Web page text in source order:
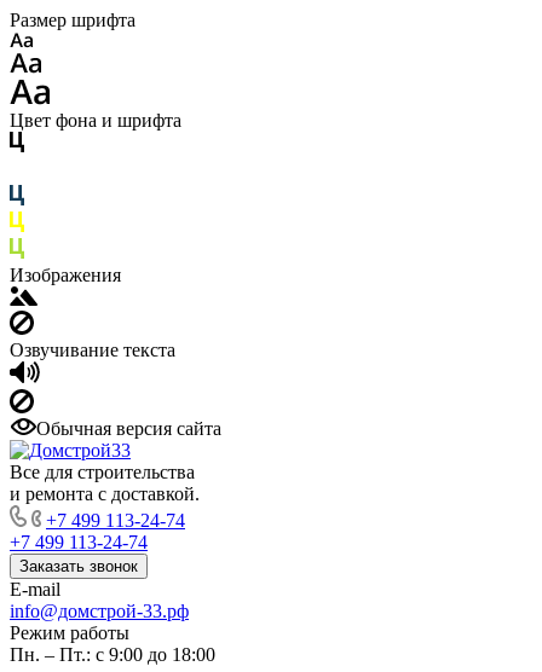
Размер шрифта
Цвет фона и шрифта
Изображения
Озвучивание текста
Обычная версия сайта
Все для строительства
и ремонта с доставкой.
+7 499 113-24-74
+7 499 113-24-74
Заказать звонок
E-mail
info@домстрой-33.рф
Режим работы
Пн. – Пт.: с 9:00 до 18:00